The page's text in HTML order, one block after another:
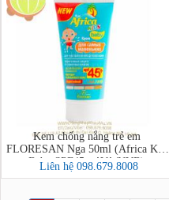
Kem chống nắng trẻ em
FLORESAN Nga 50ml (Africa Kids
Baby SPF45+ AVA/UVB)
Liên hệ 098.679.8008